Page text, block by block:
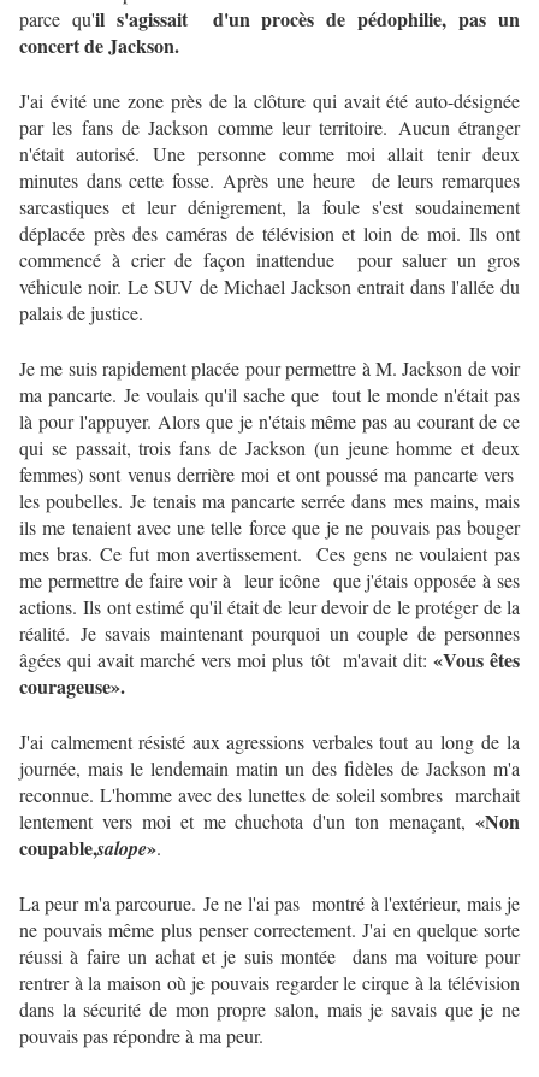
parce qu'il s'agissait d'un procès de pédophilie, pas un
concert de Jackson.
J'ai évité une zone près de la clôture qui avait été auto-désignée
par les fans de Jackson comme leur territoire. Aucun étranger
n'était autorisé. Une personne comme moi allait tenir deux
minutes dans cette fosse. Après une heure de leurs remarques
sarcastiques et leur dénigrement, la foule s'est soudainement
déplacée près des caméras de télévision et loin de moi. Ils ont
commencé à crier de façon inattendue pour saluer un gros
véhicule noir. Le SUV de Michael Jackson entrait dans l'allée du
palais de justice.
Je me suis rapidement placée pour permettre à M. Jackson de voir
ma pancarte. Je voulais qu'il sache que tout le monde n'était pas
là pour l'appuyer. Alors que je n'étais même pas au courant de ce
qui se passait, trois fans de Jackson (un jeune homme et deux
femmes) sont venus derrière moi et ont poussé ma pancarte vers
les poubelles. Je tenais ma pancarte serrée dans mes mains, mais
ils me tenaient avec une telle force que je ne pouvais pas bouger
mes bras. Ce fut mon avertissement. Ces gens ne voulaient pas
me permettre de faire voir à leur icône que j'étais opposée à ses
actions. Ils ont estimé qu'il était de leur devoir de le protéger de la
réalité. Je savais maintenant pourquoi un couple de personnes
âgées qui avait marché vers moi plus tôt m'avait dit: «Vous êtes
courageuse».
J'ai calmement résisté aux agressions verbales tout au long de la
journée, mais le lendemain matin un des fidèles de Jackson m'a
reconnue. L'homme avec des lunettes de soleil sombres marchait
lentement vers moi et me chuchota d'un ton menaçant, «Non
coupable,salope».
La peur m'a parcourue. Je ne l'ai pas montré à l'extérieur, mais je
ne pouvais même plus penser correctement. J'ai en quelque sorte
réussi à faire un achat et je suis montée dans ma voiture pour
rentrer à la maison où je pouvais regarder le cirque à la télévision
dans la sécurité de mon propre salon, mais je savais que je ne
pouvais pas répondre à ma peur.